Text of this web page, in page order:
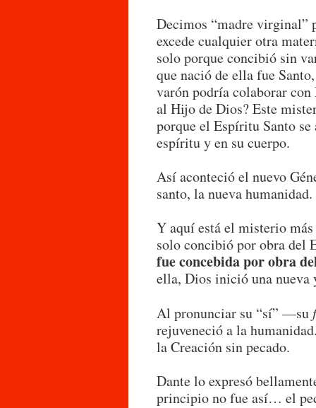
Decimos “madre virginal”
excede cualquier otra
solo porque concibió sin
que nació de ella fue
varón podría colaborar
al Hijo de Dios? Este
porque el Espíritu Santo se
espíritu y en su cuerpo.
Así aconteció el nuevo
santo, la nueva humanidad.
Y aquí está el misterio
solo concibió por obra del
fue concebida por obra
ella, Dios inició una nueva
Al pronunciar su “sí” —su
rejuveneció a la
la Creación sin pecado.
Dante lo expresó
principio no fue así… el